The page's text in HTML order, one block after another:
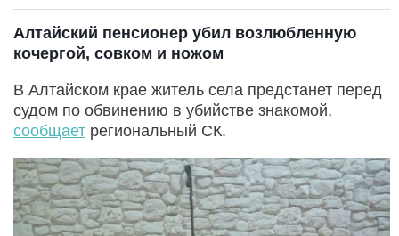
Алтайский пенсионер убил возлюбленную
кочергой, совком и ножом
В Алтайском крае житель села предстанет перед
судом по обвинению в убийстве знакомой,
сообщает региональный СК.